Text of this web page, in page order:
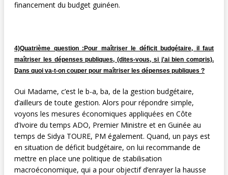
financement du budget guinéen.
4)Quatrième question :Pour maîtriser le déficit budgétaire, il faut
maîtriser les dépenses publiques, (dites-vous, si j'ai bien compris).
Dans quoi va-t-on couper pour maîtriser les dépenses publiques ?
Oui Madame, c’est le b-a, ba, de la gestion budgétaire,
d’ailleurs de toute gestion. Alors pour répondre simple,
voyons les mesures économiques appliquées en Côte
d’Ivoire du temps ADO, Premier Ministre et en Guinée au
temps de Sidya TOURE, PM également. Quand, un pays est
en situation de déficit budgétaire, on lui recommande de
mettre en place une politique de stabilisation
macroéconomique, qui a pour objectif d’enrayer la hausse